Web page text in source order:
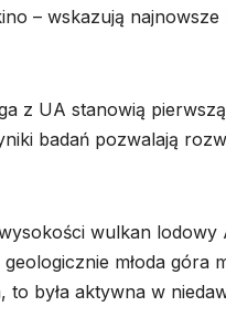
– wskazują
z UA stanowią
badań pozwalają
wulkan lodowy
młoda góra
była aktywna w